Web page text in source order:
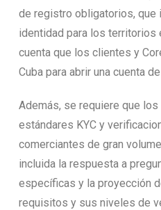
de registro obligatorios, que
identidad para los territorios
cuenta que los clientes y
Cuba para abrir una cuenta
Además, se requiere que
estándares KYC y
comerciantes de gran
incluida la respuesta a
específicas y la proyección
requisitos y sus niveles de